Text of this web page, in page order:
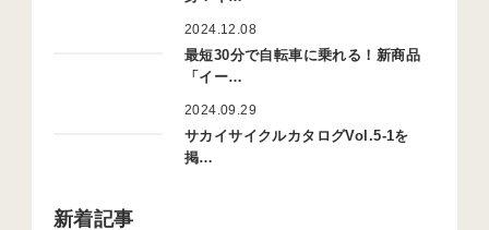
2024.12.08
最短30分で自転車に乗れる！新商品
「イー…
2024.09.29
サカイサイクルカタログVol.5-1を
掲…
新着記事